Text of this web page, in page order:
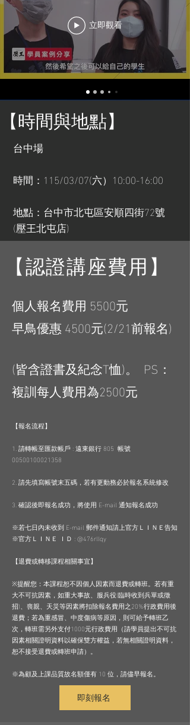
立即觀看
【時間與地點】
台中場
時間：115/03/07(六）10:00-16:00
地點：台中市北屯區安順四街72號
(壓王北屯店)
【認證講座費用】
個人報名費用 5500元
早鳥優惠 4500元(2/21前報名)
(皆含證書及紀念T恤)。 PS：
複訓每人費用為2500元
【報名流程】
1. 請轉帳至匯款帳戶 : 遠東銀行 805 帳號
00500100021358
2. 請先填寫帳號末五碼，若有更動務必於報名系統修改
3. 確認後即報名成功，將使用 E-mail 通知報名成功
※若七日內未收到 E-mail 郵件通知請上官方ＬＩＮＥ告知
※官方ＬＩＮＥ ＩＤ :@476rllqy
【退費或轉移課程相關事宜】
※提醒您：本課程恕不因個人因素而退費或轉班。若有重
大不可抗因素，如重大事故、服兵役(臨時收到兵單或徵
招)、喪親、天災等因素將扣除報名費用之20%行政費用後
退費；若為重感冒、中度傷病等原因，則可給予轉班乙
次，轉班需另外支付1000元行政費用（請學員提出不可抗
因素相關證明資料以確保雙方權益，若無相關證明資料，
恕不接受退費或轉班申請）。
※為顧及上課品質故名額僅有 10 位，請儘早報名。
即刻報名